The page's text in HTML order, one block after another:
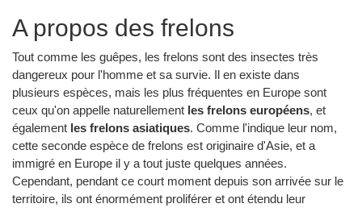
A propos des frelons
Tout comme les guêpes, les frelons sont des insectes très
dangereux pour l'homme et sa survie. Il en existe dans
plusieurs espèces, mais les plus fréquentes en Europe sont
ceux qu'on appelle naturellement les frelons européens, et
également les frelons asiatiques. Comme l'indique leur nom,
cette seconde espèce de frelons est originaire d'Asie, et a
immigré en Europe il y a tout juste quelques années.
Cependant, pendant ce court moment depuis son arrivée sur le
territoire, ils ont énormément proliférer et ont étendu leur